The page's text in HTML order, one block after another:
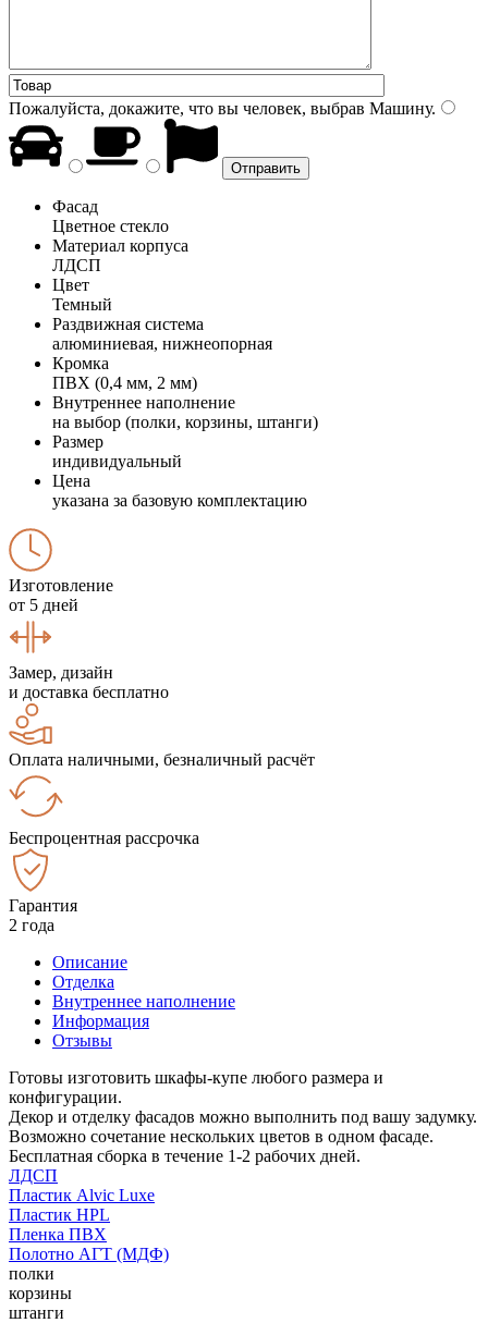
Пожалуйста, докажите, что вы человек, выбрав Машину.
Фасад
Цветное стекло
Материал корпуса
ЛДСП
Цвет
Темный
Раздвижная система
алюминиевая, нижнеопорная
Кромка
ПВХ (0,4 мм, 2 мм)
Внутреннее наполнение
на выбор (полки, корзины, штанги)
Размер
индивидуальный
Цена
указана за базовую комплектацию
Изготовление
от 5 дней
Замер, дизайн
и доставка бесплатно
Оплата наличными, безналичный расчёт
Беспроцентная рассрочка
Гарантия
2 года
Описание
Отделка
Внутреннее наполнение
Информация
Отзывы
Готовы изготовить шкафы-купе любого размера и
конфигурации.
Декор и отделку фасадов можно выполнить под вашу задумку.
Возможно сочетание нескольких цветов в одном фасаде.
Бесплатная сборка в течение 1-2 рабочих дней.
ЛДСП
Пластик Alvic Luxe
Пластик HPL
Пленка ПВХ
Полотно АГТ (МДФ)
полки
корзины
штанги